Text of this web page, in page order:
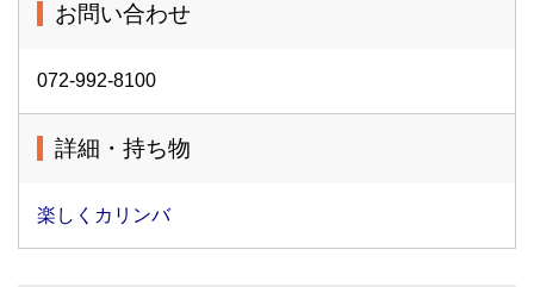
お問い合わせ
072-992-8100
詳細・持ち物
楽しくカリンバ